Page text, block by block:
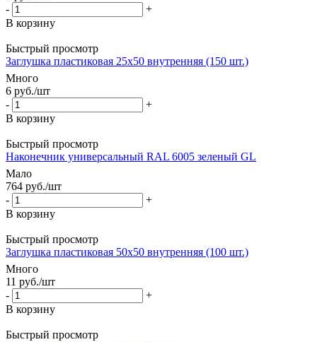
-
+
В корзину
Быстрый просмотр
Заглушка пластиковая 25х50 внутренняя (150 шт.)
Много
6 руб./шт
-
+
В корзину
Быстрый просмотр
Наконечник универсальный RAL 6005 зеленый GL
Мало
764 руб./шт
-
+
В корзину
Быстрый просмотр
Заглушка пластиковая 50х50 внутренняя (100 шт.)
Много
11 руб./шт
-
+
В корзину
Быстрый просмотр